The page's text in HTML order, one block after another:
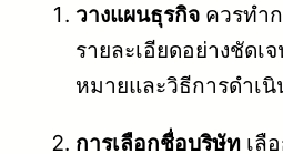
วางแผนธุรกิจ ควรทำ
รายละเอียดอย่างชัดเ
หมายและวิธีการดำเนิ
การเลือกชื่อบริษัท เลื